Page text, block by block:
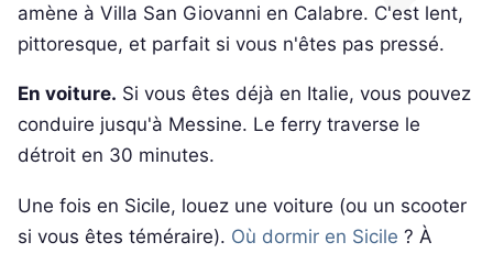
amène à Villa San Giovanni en Calabre. C'est lent,
pittoresque, et parfait si vous n'êtes pas pressé.
En voiture. Si vous êtes déjà en Italie, vous pouvez
conduire jusqu'à Messine. Le ferry traverse le
détroit en 30 minutes.
Une fois en Sicile, louez une voiture (ou un scooter
si vous êtes téméraire). Où dormir en Sicile ? À